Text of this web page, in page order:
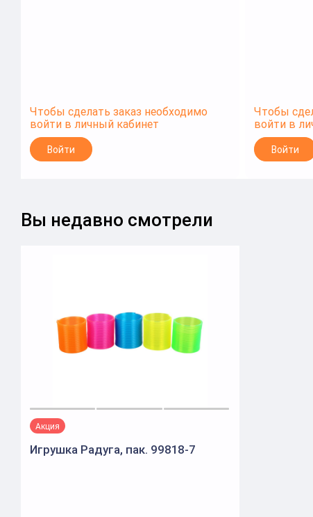
Чтобы сделать заказ необходимо
войти в личный кабинет
Войти
Чтобы
войти в
Войти
Вы недавно смотрели
Акция
Игрушка Радуга, пак. 99818-7